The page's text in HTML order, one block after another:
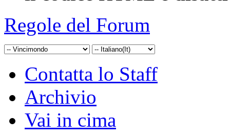
Regole del Forum
Contatta lo Staff
Archivio
Vai in cima